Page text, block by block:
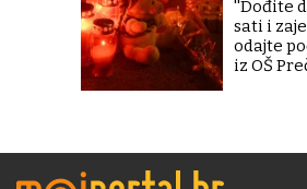
''Dođite
sati i
odajte
iz OŠ